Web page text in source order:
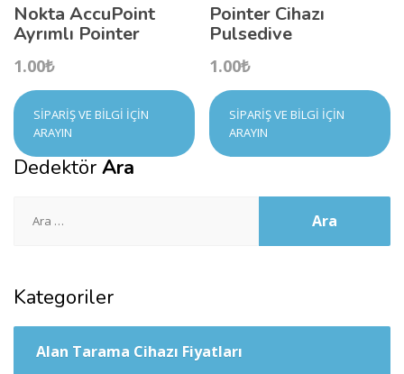
Nokta AccuPoint
Ayrımlı Pointer
1.00₺
SIPARIŞ VE BILGI İÇIN
ARAYIN
Pointer Cihazı
Pulsedive
1.00₺
SIPARIŞ VE BILGI İÇIN
ARAYIN
Dedektör Ara
Kategoriler
Alan Tarama Cihazı Fiyatları